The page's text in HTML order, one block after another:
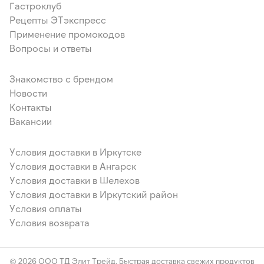
Гастроклуб
Рецепты ЭТэкспресс
Применение промокодов
Вопросы и ответы
Знакомство с брендом
Новости
Контакты
Вакансии
Условия доставки в Иркутске
Условия доставки в Ангарск
Условия доставки в Шелехов
Условия доставки в Иркутский район
Условия оплаты
Условия возврата
© 2026 ООО ТД Элит Трейд. Быстрая доставка свежих продуктов